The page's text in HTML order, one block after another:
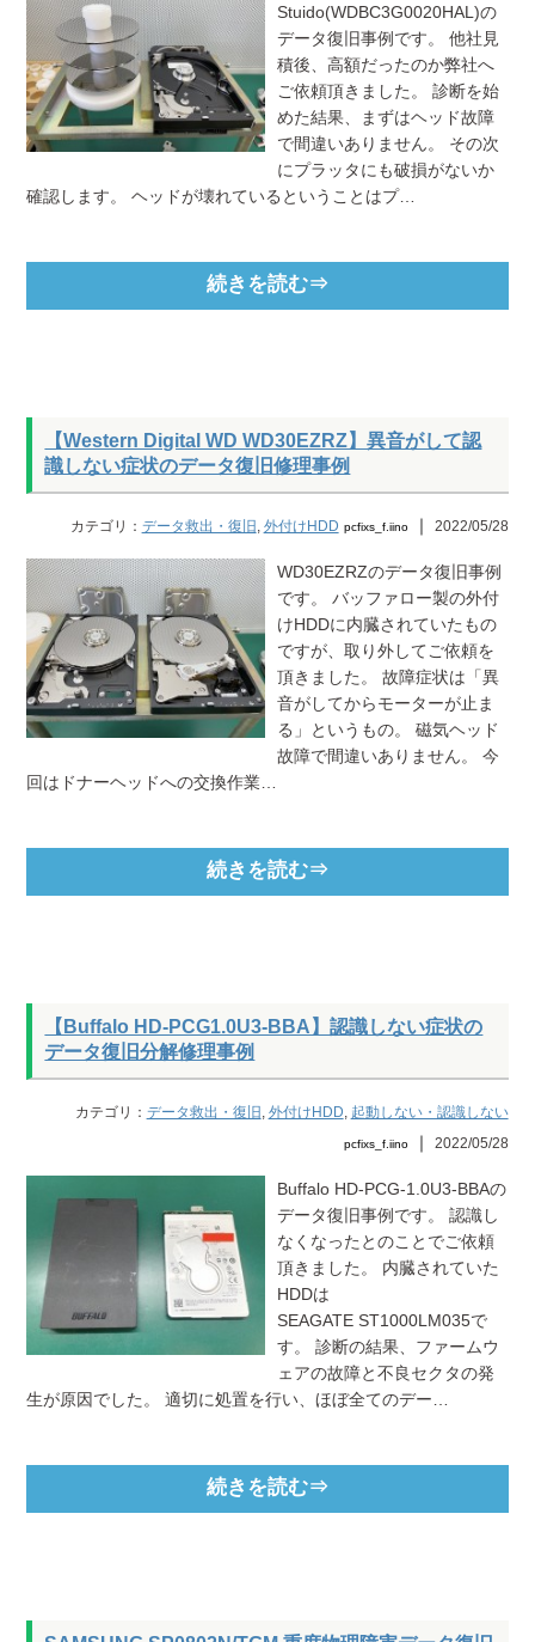
Stuido(WDBC3G0020HAL)の
データ復旧事例です。 他社見
積後、高額だったのか弊社へ
ご依頼頂きました。 診断を始
めた結果、まずはヘッド故障
で間違いありません。 その次
にプラッタにも破損がないか
確認します。 ヘッドが壊れているということはプ…
続きを読む⇒
【Western Digital WD WD30EZRZ】異音がして認
識しない症状のデータ復旧修理事例
カテゴリ： データ救出・復旧 外付けHDD pcfixs_f.iino｜ 2022/05/28
WD30EZRZのデータ復旧事例
です。 バッファロー製の外付
けHDDに内臓されていたもの
ですが、取り外してご依頼を
頂きました。 故障症状は「異
音がしてからモーターが止ま
る」というもの。 磁気ヘッド
故障で間違いありません。 今
回はドナーヘッドへの交換作業…
続きを読む⇒
【Buffalo HD-PCG1.0U3-BBA】認識しない症状の
データ復旧分解修理事例
カテゴリ： データ救出・復旧 外付けHDD 起動しない・認識しない
pcfixs_f.iino｜ 2022/05/28
Buffalo HD-PCG-1.0U3-BBAの
データ復旧事例です。 認識し
なくなったとのことでご依頼
頂きました。 内臓されていた
HDDは
SEAGATE ST1000LM035で
す。 診断の結果、ファームウ
ェアの故障と不良セクタの発
生が原因でした。 適切に処置を行い、ほぼ全てのデー…
続きを読む⇒